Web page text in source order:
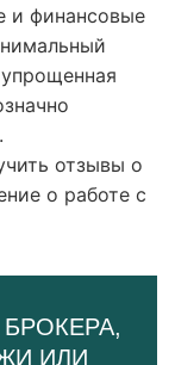
и финансовые
отзывы о
о работе с
ИЛИ